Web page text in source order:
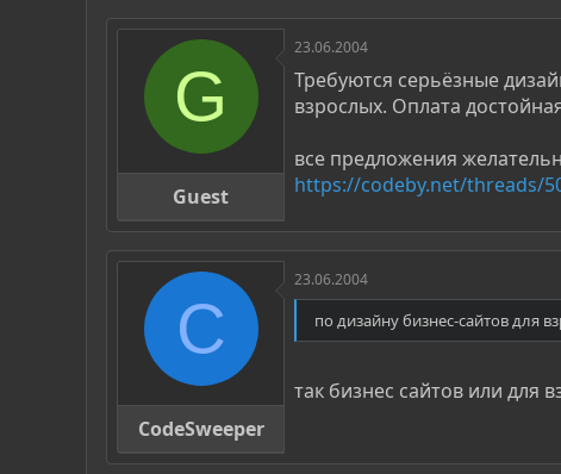
т
а
а
л
а
G
Guest
23.06.2004
Требуются серьёзные
взрослых. Оплата
все предложения
https://codeby.net/threads/
C
CodeSweeper
23.06.2004
по дизайну бизнес-сайтов для
так бизнес сайтов или для